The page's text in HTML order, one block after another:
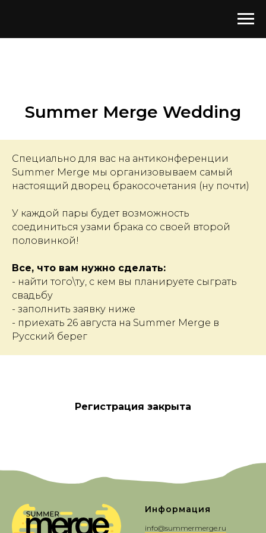
Summer Merge Wedding
Специально для вас на антиконференции
Summer Merge мы организовываем самый
настоящий дворец бракосочетания (ну почти)
У каждой пары будет возможность
соединиться узами брака со своей второй
половинкой!
Все, что вам нужно сделать:
- найти того\ту, с кем вы планируете сыграть
свадьбу
- заполнить заявку ниже
- приехать 26 августа на Summer Merge в
Русский берег
Регистрация закрыта
Информация
info@summermerge.ru